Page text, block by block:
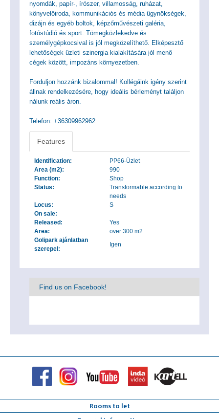
nyomdák, papír-, írószer, villamosság, ruházat,
könyvelőiroda, kommunikációs és média ügynökségek,
dizájn és egyéb boltok, képzőművészeti galéria,
fotóstúdió és sport. Tömegközlekedve és
személygépkocsival is jól megközelíthető. Elképesztő
lehetőségek üzleti szinergia kialakítására jól menő
cégek között, impozáns környezetben.
Forduljon hozzánk bizalommal! Kollégáink igény szerint
állnak rendelkezésére, hogy ideális bérleményt találjon
nálunk reális áron.
Telefon: +36309962962
Features
Identification:
PP66-Üzlet
Area (m2):
990
Function:
Shop
Status:
Transformable according to
needs
Locus:
S
On sale:
Released:
Yes
Area:
over 300 m2
Golipark ajánlatban
szerepel:
Igen
Find us on Facebook!
Rooms to let